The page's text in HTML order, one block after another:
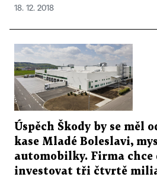
18. 12. 2018
Úspěch Škody by se měl
kase Mladé Boleslavi,
automobilky. Firma chce
investovat tři čtvrtě